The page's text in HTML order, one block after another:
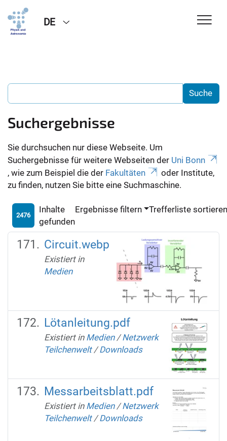
DE
Suchergebnisse
Sie durchsuchen nur diese Webseite. Um
Suchergebnisse für weitere Webseiten der Uni Bonn
, wie zum Beispiel die der Fakultäten
oder Institute,
zu finden, nutzen Sie bitte eine Suchmaschine.
2476
Inhalte
gefunden
Ergebnisse filtern Trefferliste
Circuit.webp
Existiert in
Medien
Lötanleitung.pdf
Existiert in Medien /Netzwerk
Teilchenwelt /Downloads
Messarbeitsblatt.pdf
Existiert in Medien /Netzwerk
Teilchenwelt /Downloads